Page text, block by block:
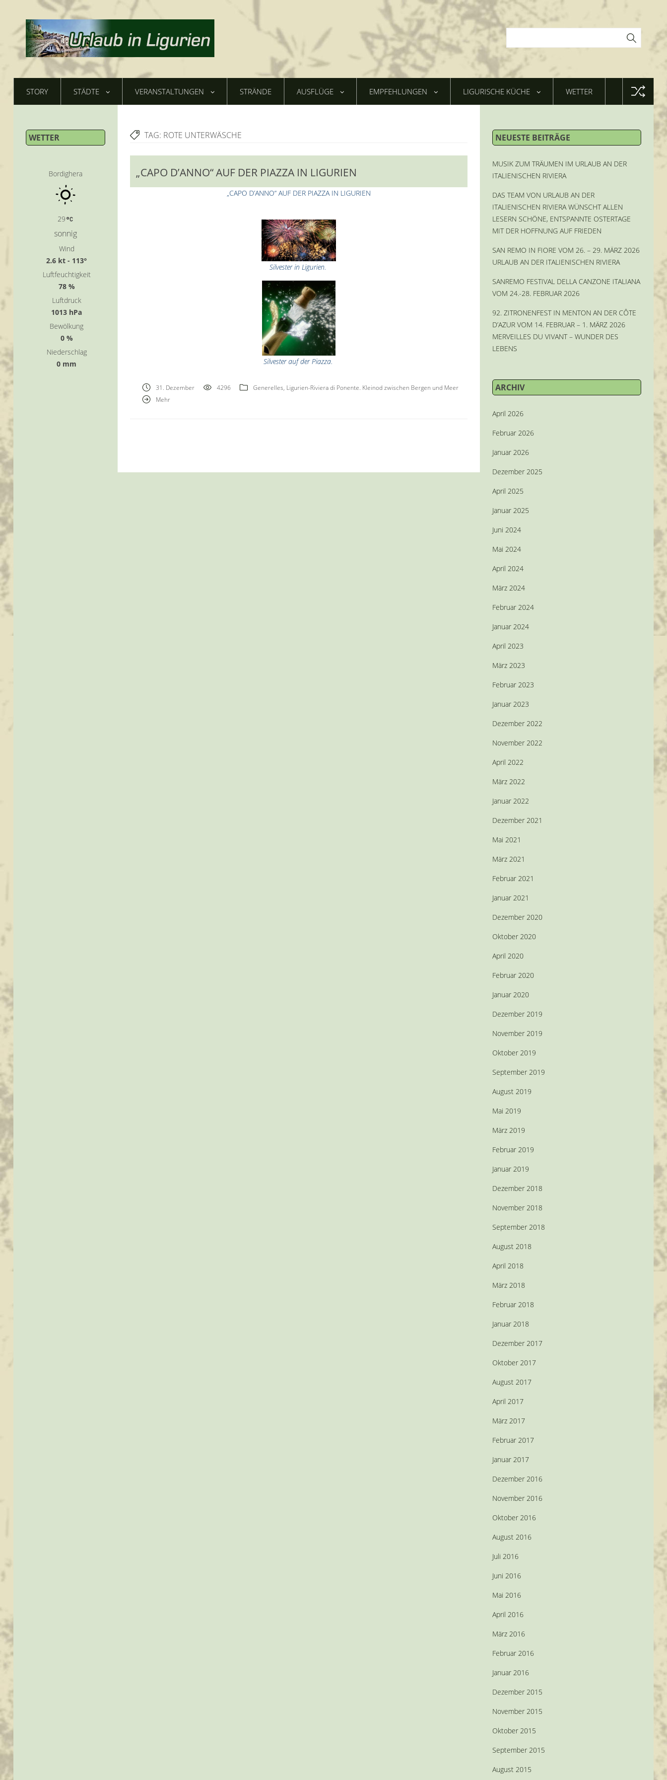
STORY STÄDTE VERANSTALTUNGEN STRÄNDE AUSFLÜGE EMPFEHLUNGEN LIGURISCHE KÜCHE WETTER
WETTER
Bordighera
29
sonnig
Wind
2.6 kt - 113°
Luftfeuchtigkeit
78 %
Luftdruck
1013 hPa
Bewölkung
0 %
Niederschlag
0 mm
TAG: ROTE UNTERWÄSCHE
„CAPO D’ANNO“ AUF DER PIAZZA IN LIGURIEN
„CAPO D’ANNO“ AUF DER PIAZZA IN LIGURIEN
Silvester in Ligurien.
Silvester auf der Piazza.
31. Dezember 4296 Generelles, Ligurien-Riviera di Ponente. Kleinod zwischen Bergen und Meer
Mehr
NEUESTE BEITRÄGE
MUSIK ZUM TRÄUMEN IM URLAUB AN DER
ITALIENISCHEN RIVIERA
DAS TEAM VON URLAUB AN DER
ITALIENISCHEN RIVIERA WÜNSCHT ALLEN
LESERN SCHÖNE, ENTSPANNTE OSTERTAGE
MIT DER HOFFNUNG AUF FRIEDEN
SAN REMO IN FIORE VOM 26. – 29. MÄRZ 2026
URLAUB AN DER ITALIENISCHEN RIVIERA
SANREMO FESTIVAL DELLA CANZONE ITALIANA
VOM 24.-28. FEBRUAR 2026
92. ZITRONENFEST IN MENTON AN DER CÔTE
D’AZUR VOM 14. FEBRUAR – 1. MÄRZ 2026
MERVEILLES DU VIVANT – WUNDER DES
LEBENS
ARCHIV
April 2026
Februar 2026
Januar 2026
Dezember 2025
April 2025
Januar 2025
Juni 2024
Mai 2024
April 2024
März 2024
Februar 2024
Januar 2024
April 2023
März 2023
Februar 2023
Januar 2023
Dezember 2022
November 2022
April 2022
März 2022
Januar 2022
Dezember 2021
Mai 2021
März 2021
Februar 2021
Januar 2021
Dezember 2020
Oktober 2020
April 2020
Februar 2020
Januar 2020
Dezember 2019
November 2019
Oktober 2019
September 2019
August 2019
Mai 2019
März 2019
Februar 2019
Januar 2019
Dezember 2018
November 2018
September 2018
August 2018
April 2018
März 2018
Februar 2018
Januar 2018
Dezember 2017
Oktober 2017
August 2017
April 2017
März 2017
Februar 2017
Januar 2017
Dezember 2016
November 2016
Oktober 2016
August 2016
Juli 2016
Juni 2016
Mai 2016
April 2016
März 2016
Februar 2016
Januar 2016
Dezember 2015
November 2015
Oktober 2015
September 2015
August 2015